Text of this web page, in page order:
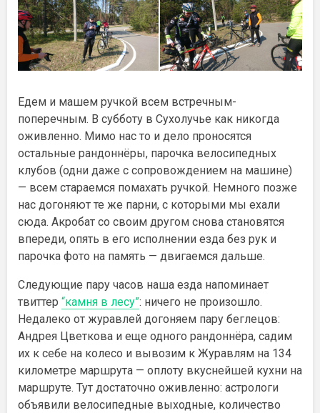
Едем и машем ручкой всем встречным-
поперечным. В субботу в Сухолучье как никогда
оживленно. Мимо нас то и дело проносятся
остальные рандоннёры, парочка велосипедных
клубов (одни даже с сопровождением на машине)
— всем стараемся помахать ручкой. Немного позже
нас догоняют те же парни, с которыми мы ехали
сюда. Акробат со своим другом снова становятся
впереди, опять в его исполнении езда без рук и
парочка фото на память — двигаемся дальше.
Следующие пару часов наша езда напоминает
твиттер “камня в лесу”: ничего не произошло.
Недалеко от журавлей догоняем пару беглецов:
Андрея Цветкова и еще одного рандоннёра, садим
их к себе на колесо и вывозим к Журавлям на 134
километре маршрута — оплоту вкуснейшей кухни на
маршруте. Тут достаточно оживленно: астрологи
объявили велосипедные выходные, количество